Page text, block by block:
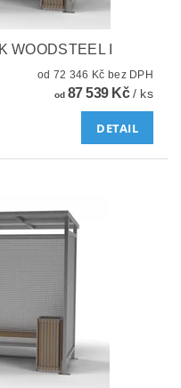
WOODSTEEL I
od 72 346 Kč bez DPH
od87 539 Kč/ ks
DETAIL